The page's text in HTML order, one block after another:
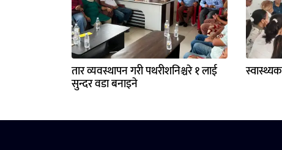
तार व्यवस्थापन गरी पथरीशनिश्चरे १ लाई
सुन्दर वडा बनाइने